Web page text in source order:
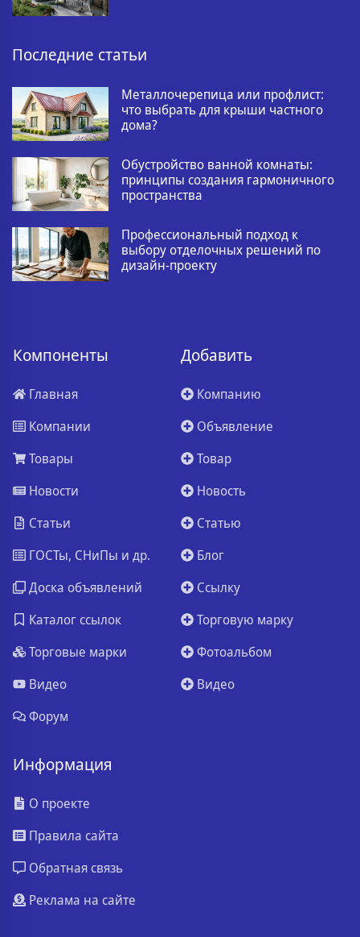
Последние статьи
Металлочерепица или профлист:
что выбрать для крыши частного
дома?
Обустройство ванной комнаты:
принципы создания гармоничного
пространства
Профессиональный подход к
выбору отделочных решений по
дизайн-проекту
Компоненты
Главная
Компании
Товары
Новости
Статьи
ГОСТы, СНиПы и др.
Доска объявлений
Каталог ссылок
Торговые марки
Видео
Форум
Добавить
Компанию
Объявление
Товар
Новость
Статью
Блог
Ссылку
Торговую марку
Фотоальбом
Видео
Информация
О проекте
Правила сайта
Обратная связь
Реклама на сайте